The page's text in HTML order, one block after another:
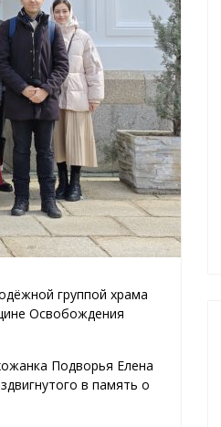
группой храма
Освобождения
Подворья Елена
в память о